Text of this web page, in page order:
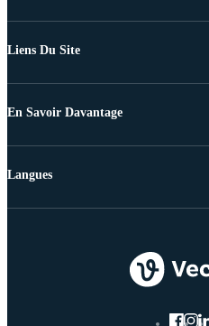
Liens Du Site
En Savoir Davantage
Langues